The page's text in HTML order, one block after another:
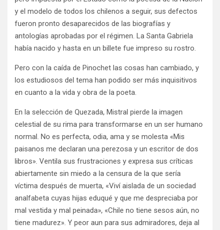
y el modelo de todos los chilenos a seguir, sus defectos
fueron pronto desaparecidos de las biografías y
antologías aprobadas por el régimen. La Santa Gabriela
había nacido y hasta en un billete fue impreso su rostro.
Pero con la caída de Pinochet las cosas han cambiado, y
los estudiosos del tema han podido ser más inquisitivos
en cuanto a la vida y obra de la poeta.
En la selección de Quezada, Mistral pierde la imagen
celestial de su rima para transformarse en un ser humano
normal. No es perfecta, odia, ama y se molesta «Mis
paisanos me declaran una perezosa y un escritor de dos
libros». Ventila sus frustraciones y expresa sus críticas
abiertamente sin miedo a la censura de la que sería
víctima después de muerta, «Viví aislada de un sociedad
analfabeta cuyas hijas eduqué y que me despreciaba por
mal vestida y mal peinada», «Chile no tiene sesos aún, no
tiene madurez». Y peor aun para sus admiradores, deja al